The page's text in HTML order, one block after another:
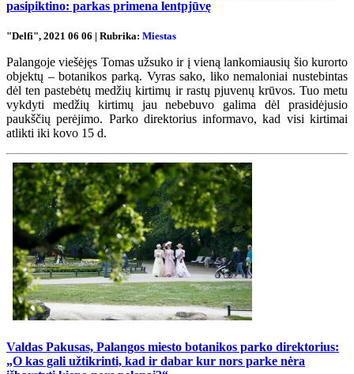
pasipiktino: parkas primena lentpjūvę
"Delfi", 2021 06 06 | Rubrika: Miestas
Palangoje viešėjęs Tomas užsuko ir į vieną lankomiausių šio kurorto
objektų – botanikos parką. Vyras sako, liko nemaloniai nustebintas
dėl ten pastebėtų medžių kirtimų ir rastų pjuvenų krūvos. Tuo metu
vykdyti medžių kirtimų jau nebebuvo galima dėl prasidėjusio
paukščių perėjimo. Parko direktorius informavo, kad visi kirtimai
atlikti iki kovo 15 d.
Valdas Pakusas, Palangos miesto botanikos parko direktorius:
„O kas gali užtikrinti, kad ir dabar kur nors parke nėra